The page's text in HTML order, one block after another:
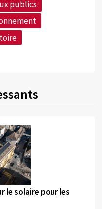
publics
le solaire pour les